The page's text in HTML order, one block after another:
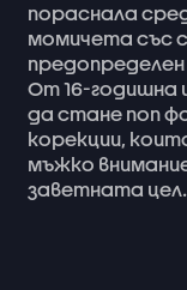
пораснала
момичета със
предопределен
От16-годишна
да стане поп
корекции,
мъжко
заветната цел.